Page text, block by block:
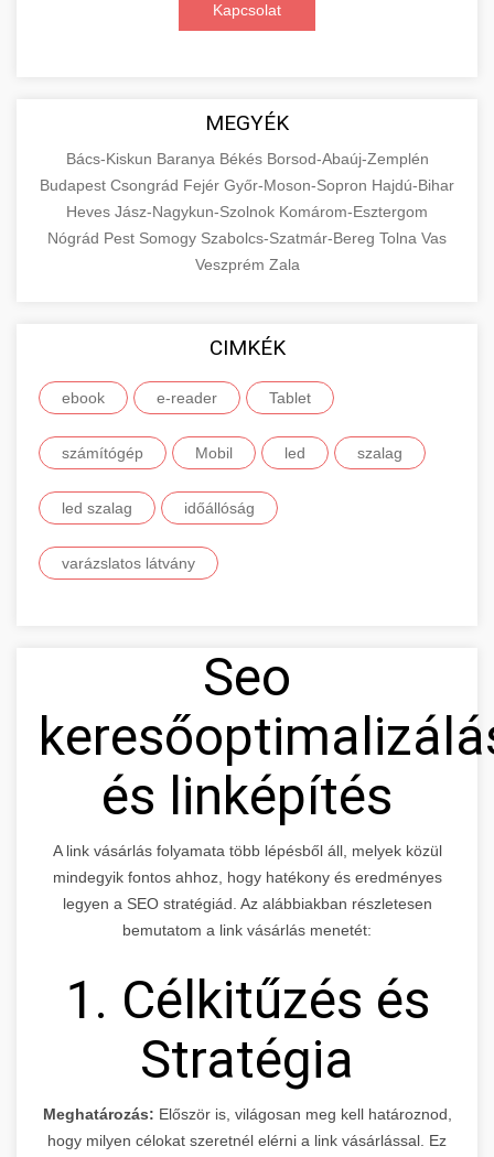
Kapcsolat
MEGYÉK
Bács-Kiskun Baranya Békés Borsod-Abaúj-Zemplén
Budapest Csongrád Fejér Győr-Moson-Sopron Hajdú-Bihar
Heves Jász-Nagykun-Szolnok Komárom-Esztergom
Nógrád Pest Somogy Szabolcs-Szatmár-Bereg Tolna Vas
Veszprém Zala
CIMKÉK
ebook e-reader Tablet
számítógép Mobil led szalag
led szalag időállóság
varázslatos látvány
Seo
és linképítés
A link vásárlás folyamata több lépésből áll, melyek közül
mindegyik fontos ahhoz, hogy hatékony és eredményes
legyen a SEO stratégiád. Az alábbiakban részletesen
bemutatom a link vásárlás menetét:
1. Célkitűzés és
Stratégia
Meghatározás: Először is, világosan meg kell határoznod,
hogy milyen célokat szeretnél elérni a link vásárlással. Ez